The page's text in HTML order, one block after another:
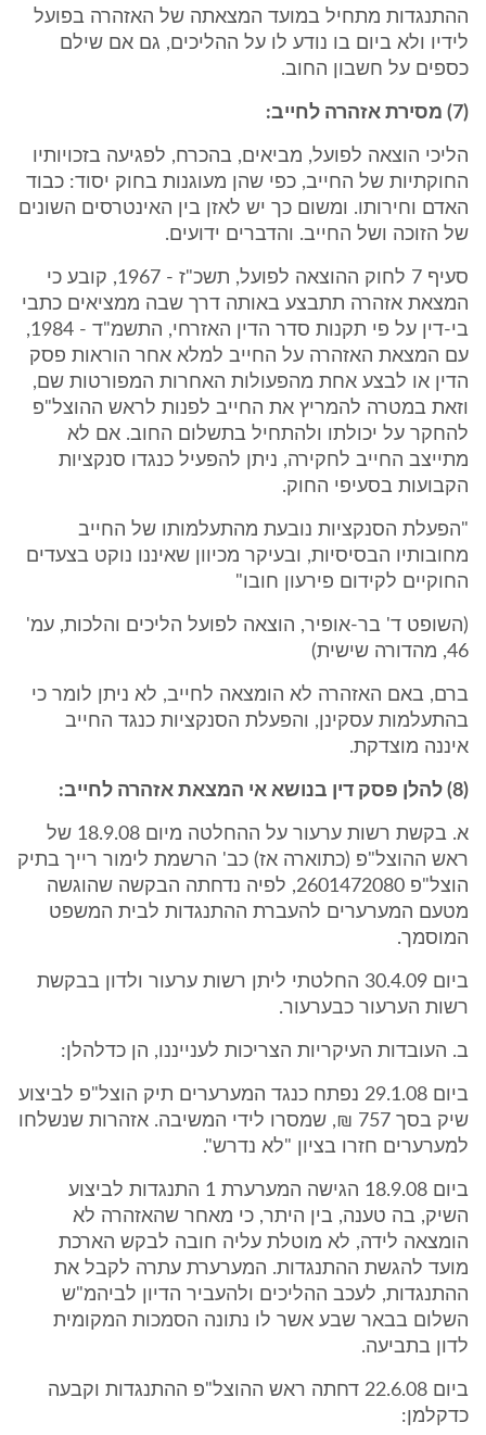
ההתנגדות מתחיל במועד המצאתה של האזהרה בפועל
לידיו ולא ביום בו נודע לו על ההליכים, גם אם שילם
כספים על חשבון החוב.
(7) מסירת אזהרה לחייב:
הליכי הוצאה לפועל, מביאים, בהכרח, לפגיעה בזכויותיו
החוקתיות של החייב, כפי שהן מעוגנות בחוק יסוד: כבוד
האדם וחירותו. ומשום כך יש לאזן בין האינטרסים השונים
של הזוכה ושל החייב. והדברים ידועים.
סעיף 7 לחוק ההוצאה לפועל, תשכ"ז - 1967, קובע כי
המצאת אזהרה תתבצע באותה דרך שבה ממציאים כתבי
בי-דין על פי תקנות סדר הדין האזרחי, התשמ"ד - 1984,
עם המצאת האזהרה על החייב למלא אחר הוראות פסק
הדין או לבצע אחת מהפעולות האחרות המפורטות שם,
וזאת במטרה להמריץ את החייב לפנות לראש ההוצל"פ
להחקר על יכולתו ולהתחיל בתשלום החוב. אם לא
מתייצב החייב לחקירה, ניתן להפעיל כנגדו סנקציות
הקבועות בסעיפי החוק.
"הפעלת הסנקציות נובעת מהתעלמותו של החייב
מחובותיו הבסיסיות, ובעיקר מכיוון שאיננו נוקט בצעדים
החוקיים לקידום פירעון חובו"
(השופט ד' בר-אופיר, הוצאה לפועל הליכים והלכות, עמ'
46, מהדורה שישית)
ברם, באם האזהרה לא הומצאה לחייב, לא ניתן לומר כי
בהתעלמות עסקינן, והפעלת הסנקציות כנגד החייב
איננה מוצדקת.
(8) להלן פסק דין בנושא אי המצאת אזהרה לחייב:
א. בקשת רשות ערעור על ההחלטה מיום 18.9.08 של
ראש ההוצל"פ (כתוארה אז) כב' הרשמת לימור רייך בתיק
הוצל"פ 2601472080, לפיה נדחתה הבקשה שהוגשה
מטעם המערערים להעברת ההתנגדות לבית המשפט
המוסמך.
ביום 30.4.09 החלטתי ליתן רשות ערעור ולדון בבקשת
רשות הערעור כבערעור.
ב. העובדות העיקריות הצריכות לענייננו, הן כדלהלן:
ביום 29.1.08 נפתח כנגד המערערים תיק הוצל"פ לביצוע
שיק בסך 757 ₪, שמסרו לידי המשיבה. אזהרות שנשלחו
למערערים חזרו בציון "לא נדרש".
ביום 18.9.08 הגישה המערערת 1 התנגדות לביצוע
השיק, בה טענה, בין היתר, כי מאחר שהאזהרה לא
הומצאה לידה, לא מוטלת עליה חובה לבקש הארכת
מועד להגשת ההתנגדות. המערערת עתרה לקבל את
ההתנגדות, לעכב ההליכים ולהעביר הדיון לביהמ"ש
השלום בבאר שבע אשר לו נתונה הסמכות המקומית
לדון בתביעה.
ביום 22.6.08 דחתה ראש ההוצל"פ ההתנגדות וקבעה
כדקלמן: